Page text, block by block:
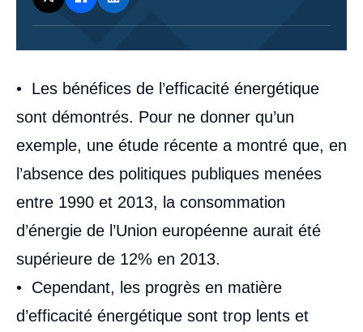
Corps
analyses
• Les bénéfices de l’efficacité énergétique
sont démontrés. Pour ne donner qu’un
exemple, une étude récente a montré que, en
l’absence des politiques publiques menées
entre 1990 et 2013, la consommation
d’énergie de l’Union européenne aurait été
supérieure de 12% en 2013.
• Cependant, les progrès en matière
d’efficacité énergétique sont trop lents et